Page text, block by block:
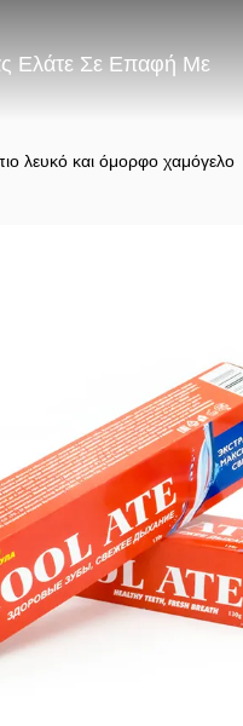
Ελάτε Σε Επαφή Με
λευκό και όμορφο χαμόγελο